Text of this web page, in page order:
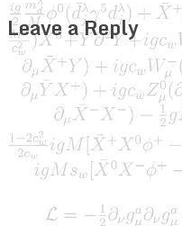
Leave a Reply